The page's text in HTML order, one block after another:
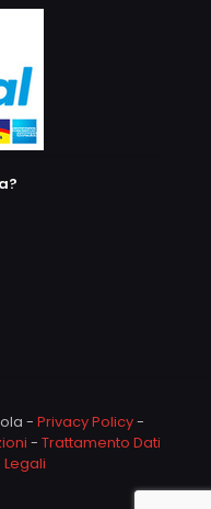
- Privacy Policy-
- Trattamento Dati